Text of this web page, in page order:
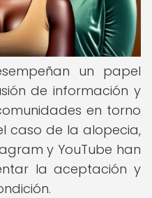
un papel
de información y
en torno
caso de la alopecia,
y YouTube han
la aceptación y